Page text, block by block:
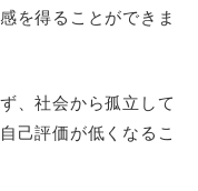
を得ることができま
、社会から孤立して
己評価が低くなるこ